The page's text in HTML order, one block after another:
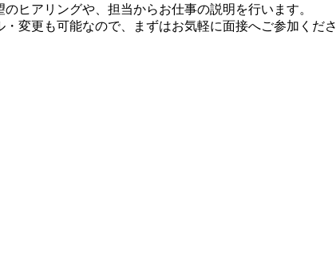
ヒアリングや、担当からお仕事の説明を行います。
変更も可能なので、まずはお気軽に面接へご参加くださ